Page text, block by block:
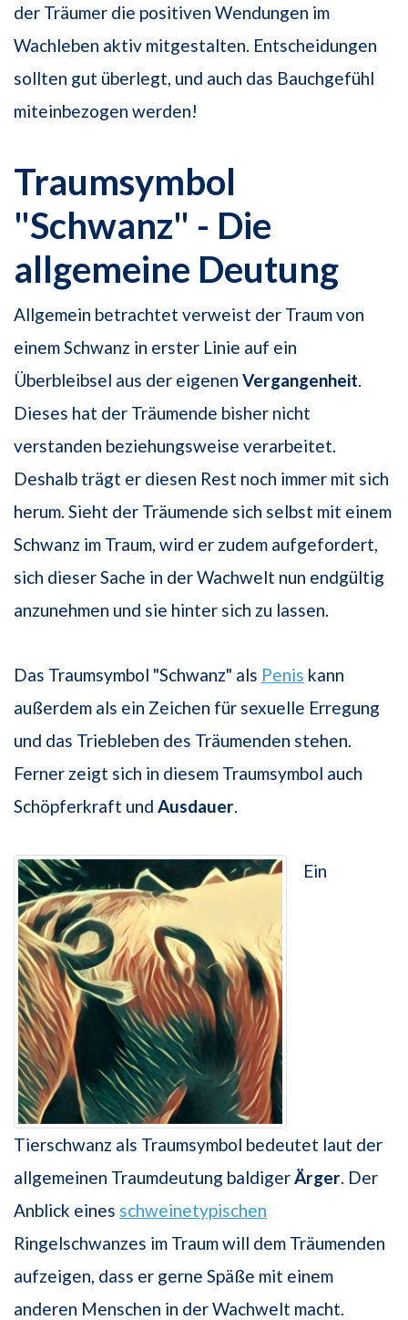
der Träumer die positiven Wendungen im
Wachleben aktiv mitgestalten. Entscheidungen
sollten gut überlegt, und auch das Bauchgefühl
miteinbezogen werden!
Traumsymbol
"Schwanz" - Die
allgemeine Deutung
Allgemein betrachtet verweist der Traum von
einem Schwanz in erster Linie auf ein
Überbleibsel aus der eigenen Vergangenheit
Dieses hat der Träumende bisher nicht
verstanden beziehungsweise verarbeitet.
Deshalb trägt er diesen Rest noch immer mit sich
herum. Sieht der Träumende sich selbst mit einem
Schwanz im Traum, wird er zudem aufgefordert,
sich dieser Sache in der Wachwelt nun endgültig
anzunehmen und sie hinter sich zu lassen.
Das Traumsymbol "Schwanz" als Penis kann
außerdem als ein Zeichen für sexuelle Erregung
und das Triebleben des Träumenden stehen.
Ferner zeigt sich in diesem Traumsymbol auch
Schöpferkraft und Ausdauer
Ein
Tierschwanz als Traumsymbol bedeutet laut der
allgemeinen Traumdeutung baldiger Ärger . Der
Anblick eines schweinetypischen
Ringelschwanzes im Traum will dem Träumenden
aufzeigen, dass er gerne Späße mit einem
anderen Menschen in der Wachwelt macht.